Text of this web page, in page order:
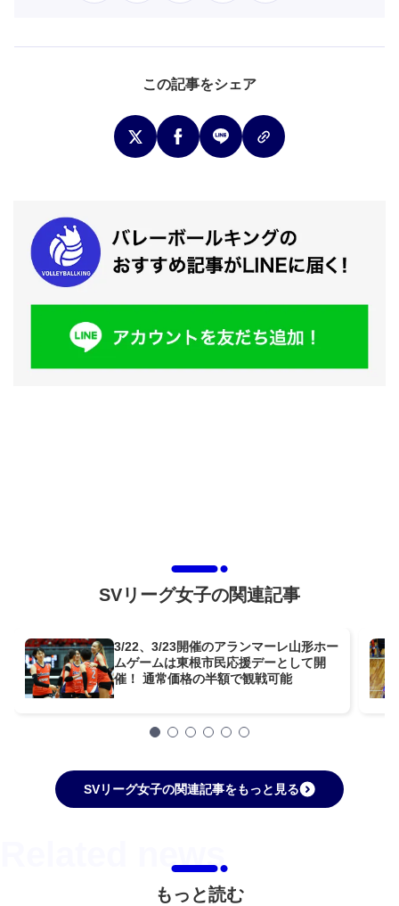
この記事をシェア
SVリーグ女子の関連記事
3/22、3/23開催のアランマーレ山形ホー
ムゲームは東根市民応援デーとして開
催！ 通常価格の半額で観戦可能
SVリーグ女子の関連記事をもっと見る
もっと読む